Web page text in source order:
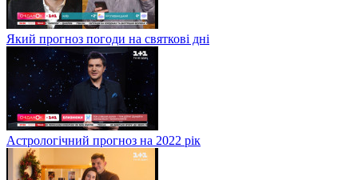
Який прогноз погоди на святкові дні
Астрологічний прогноз на 2022 рік